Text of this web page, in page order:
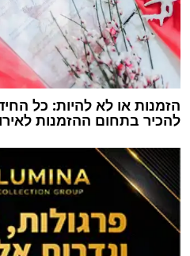
הזמנות או לא להיות: כל
להכיר בתחום ההזמנות